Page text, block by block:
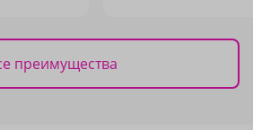
преимущества